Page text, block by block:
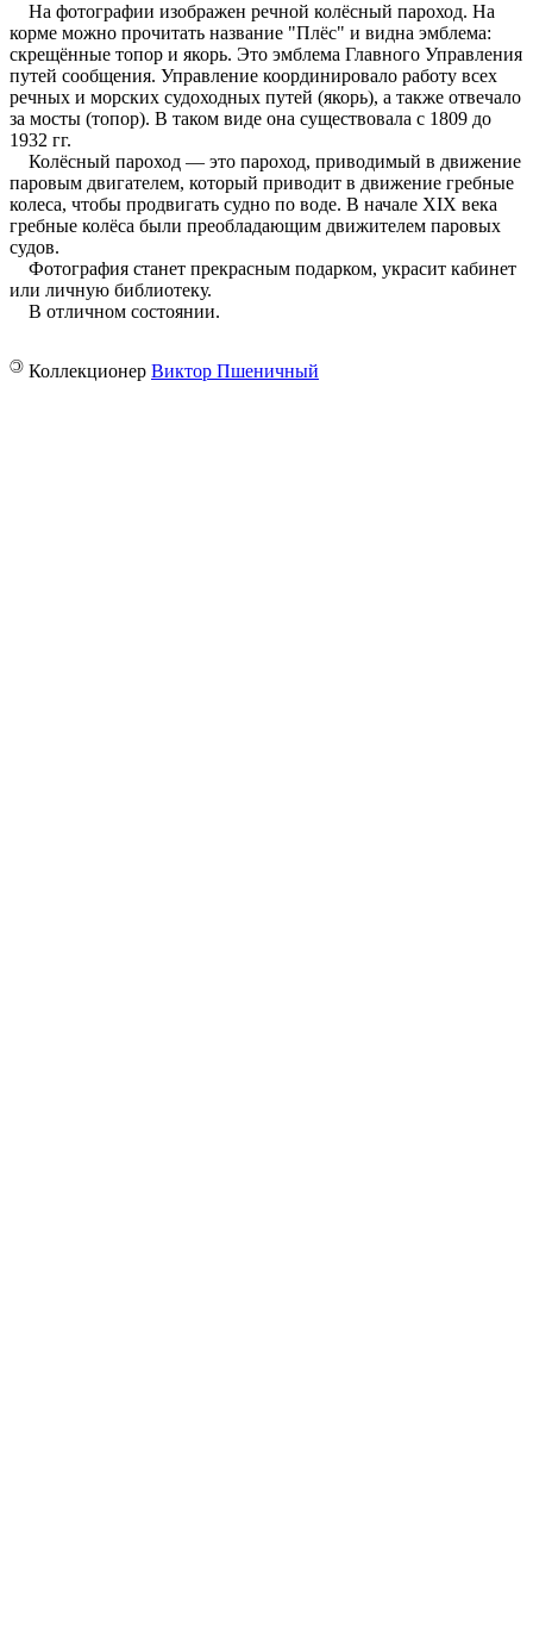
На фотографии изображен речной колёсный пароход. На
корме можно прочитать название "Плёс" и видна эмблема:
скрещённые топор и якорь. Это эмблема Главного Управления
путей сообщения. Управление координировало работу всех
речных и морских судоходных путей (якорь), а также отвечало
за мосты (топор). В таком виде она существовала с 1809 до
1932 гг.
Колёсный пароход — это пароход, приводимый в движение
паровым двигателем, который приводит в движение гребные
колеса, чтобы продвигать судно по воде. В начале XIX века
гребные колёса были преобладающим движителем паровых
судов.
Фотография станет прекрасным подарком, украсит кабинет
или личную библиотеку.
В отличном состоянии.
© Коллекционер Виктор Пшеничный